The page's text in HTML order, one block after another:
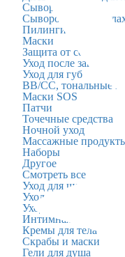
Сыворотки
Сыворотки в
Пилинги
Маски
Защита от солнца SPF
Уход после загара
Уход для губ
BB/CC, тональные
Маски SOS
Патчи
Точечные средства
Ночной уход
Массажные
Наборы
Другое
Смотреть все
Уход для шеи и
Уход для рук
Уход для ног
Интимная гигиена
Кремы для тела
Скрабы и маски
Гели для душа